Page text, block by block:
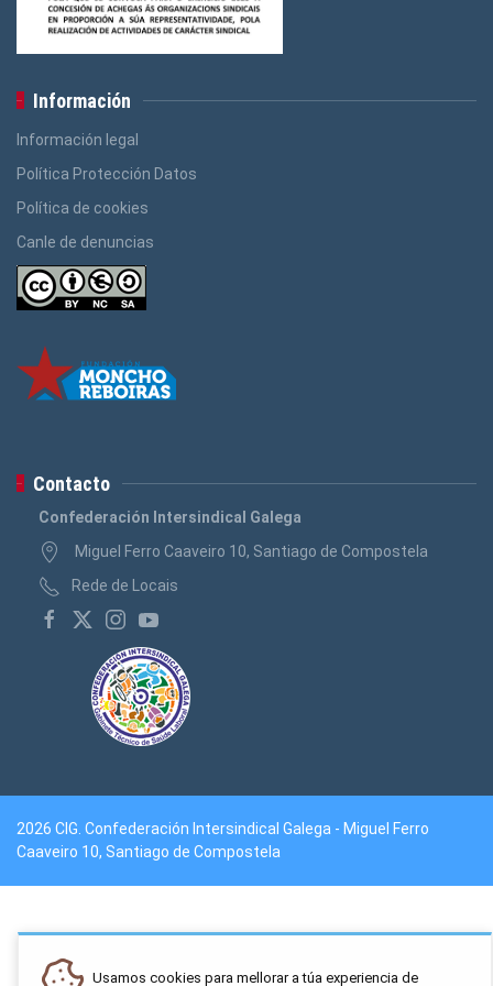
Información
Información legal
Política Protección Datos
Política de cookies
Canle de denuncias
Contacto
Confederación Intersindical Galega
Miguel Ferro Caaveiro 10, Santiago de Compostela
Rede de Locais
2026 CIG. Confederación Intersindical Galega - Miguel Ferro
Caaveiro 10, Santiago de Compostela
Usamos cookies para mellorar a túa experiencia de